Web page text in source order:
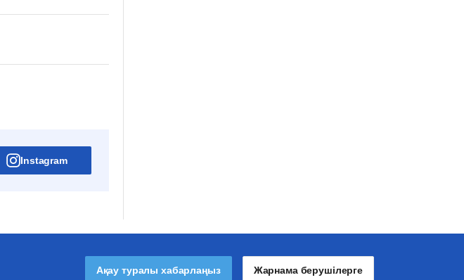
Instagram
Ақау туралы хабарлаңыз Жарнама берушілерге